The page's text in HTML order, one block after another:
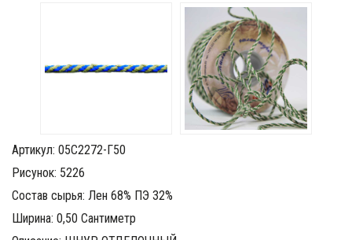
Артикул: 05С2272-Г50
Рисунок: 5226
Состав сырья: Лен 68% ПЭ 32%
Ширина: 0,50 Сантиметр